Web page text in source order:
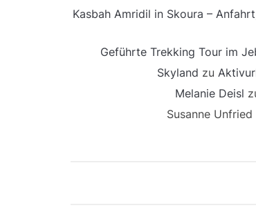
Kasbah Amridil in Skoura –
Geführte Trekking Tour im
Skyland zu
Melanie Deisl
Susanne Unfried